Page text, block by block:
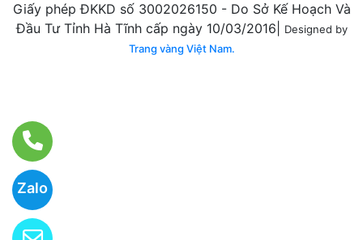
Zalo
Giấy phép ĐKKD số 3002026150 - Do Sở Kế Hoạch Và
Đầu Tư Tỉnh Hà Tĩnh cấp ngày 10/03/2016|
Designed by
Trang vàng Việt Nam.